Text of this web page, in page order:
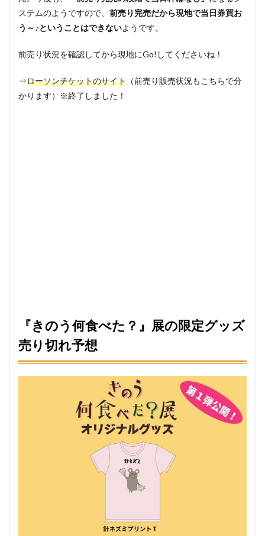
ステムのようですので、 前売り完売だから現地で当日券買お
う～♪ということはできないようです。
前売り状況を確認してから現地にGo!してくださいね！
⇒ローソンチケットのサイト （前売り販売状況もこちらで分
かります）※終了しました！
『きのう何食べた？』展の限定グッズ
売り切れ予想